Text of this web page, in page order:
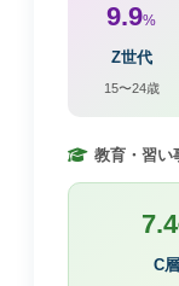
9.9%
Z世代
15〜24歳
教育・習い
7.4
C層